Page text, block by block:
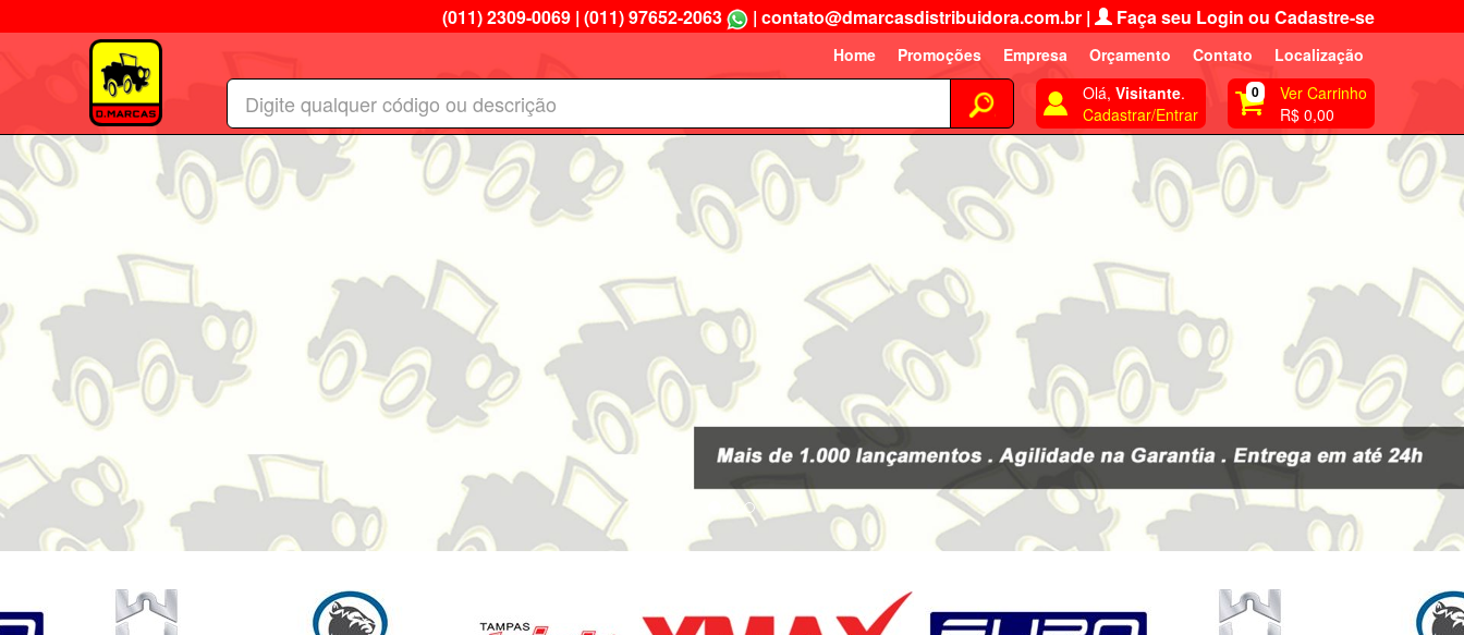
(011) 2309-0069 | (011) 97652-2063 | contato@dmarcasdistribuidora.com.br | Faça seu Login ou Cadastre-se
Home Promoções Empresa Orçamento Contato
Localização
Olá, Visitante.
Cadastrar/Entrar
0
Ver Carrinho
R$ 0,00